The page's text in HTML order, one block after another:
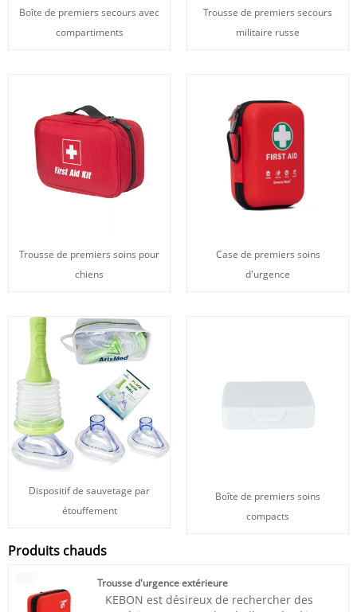
Boîte de premiers secours avec
compartiments
Trousse de premiers secours
militaire russe
Trousse de premiers soins pour
chiens
Case de premiers soins
d'urgence
Dispositif de sauvetage par
étouffement
Boîte de premiers soins
compacts
Produits chauds
Trousse d'urgence extérieure
KEBON est désireux de rechercher des